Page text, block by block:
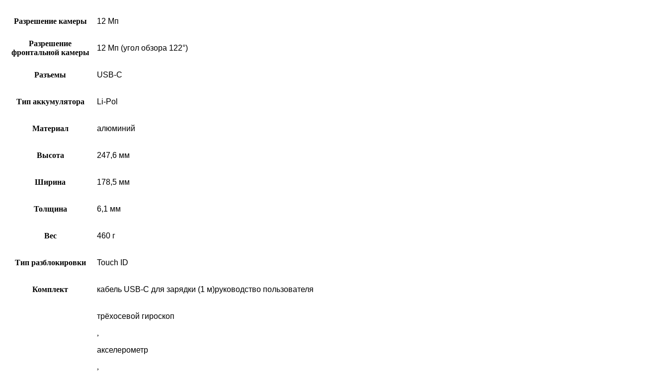
Разрешение камеры 12 Мп
Разрешение
фронтальной камеры
12 Мп (угол обзора 122°)
Разъемы USB‑C
Тип аккумулятора Li-Pol
Материал алюминий
Высота 247,6 мм
Ширина 178,5 мм
Толщина 6,1 мм
Вес 460 г
Тип разблокировки Touch ID
Комплект кабель USB‑C для зарядки (1 м)руководство пользователя
трёхосевой гироскоп
,
акселерометр
,